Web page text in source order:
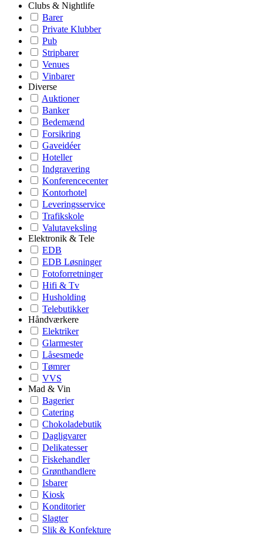
Clubs & Nightlife
Barer
Private Klubber
Pub
Stripbarer
Venues
Vinbarer
Diverse
Auktioner
Banker
Bedemænd
Forsikring
Gaveidéer
Hoteller
Indgravering
Konferencecenter
Kontorhotel
Leveringsservice
Trafikskole
Valutaveksling
Elektronik & Tele
EDB
EDB Løsninger
Fotoforretninger
Hifi & Tv
Husholding
Telebutikker
Håndværkere
Elektriker
Glarmester
Låsesmede
Tømrer
VVS
Mad & Vin
Bagerier
Catering
Chokoladebutik
Dagligvarer
Delikatesser
Fiskehandler
Grønthandlere
Isbarer
Kiosk
Konditorier
Slagter
Slik & Konfekture